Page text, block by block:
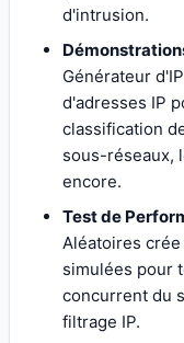
d'intrusion.
Générateur
d'adresses IP
classification
sous-réseaux,
encore.
Test de
Aléatoires
simulées pour
concurrent du
filtrage IP.